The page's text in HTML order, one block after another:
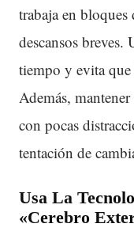
trabaja en
descansos
tiempo y evita que
Además,
con pocas
tentación de
Usa La
«Cerebro